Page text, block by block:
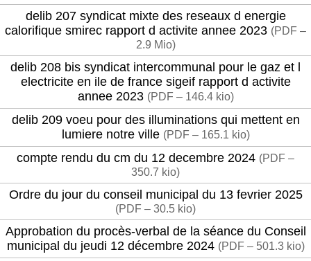
delib 207 syndicat mixte des reseaux d energie
calorifique smirec rapport d activite annee 2023 (PDF –
2.9 Mio)
delib 208 bis syndicat intercommunal pour le gaz et l
electricite en ile de france sigeif rapport d activite
annee 2023 (PDF – 146.4 kio)
delib 209 voeu pour des illuminations qui mettent en
lumiere notre ville (PDF – 165.1 kio)
compte rendu du cm du 12 decembre 2024 (PDF –
350.7 kio)
Ordre du jour du conseil municipal du 13 fevrier 2025
(PDF – 30.5 kio)
Approbation du procès-verbal de la séance du Conseil
municipal du jeudi 12 décembre 2024 (PDF – 501.3 kio)